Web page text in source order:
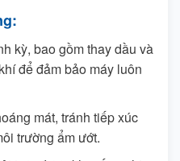
kỳ, bao gồm thay dầu và
để đảm bảo máy luôn
mát, tránh tiếp xúc
trường ẩm ướt.